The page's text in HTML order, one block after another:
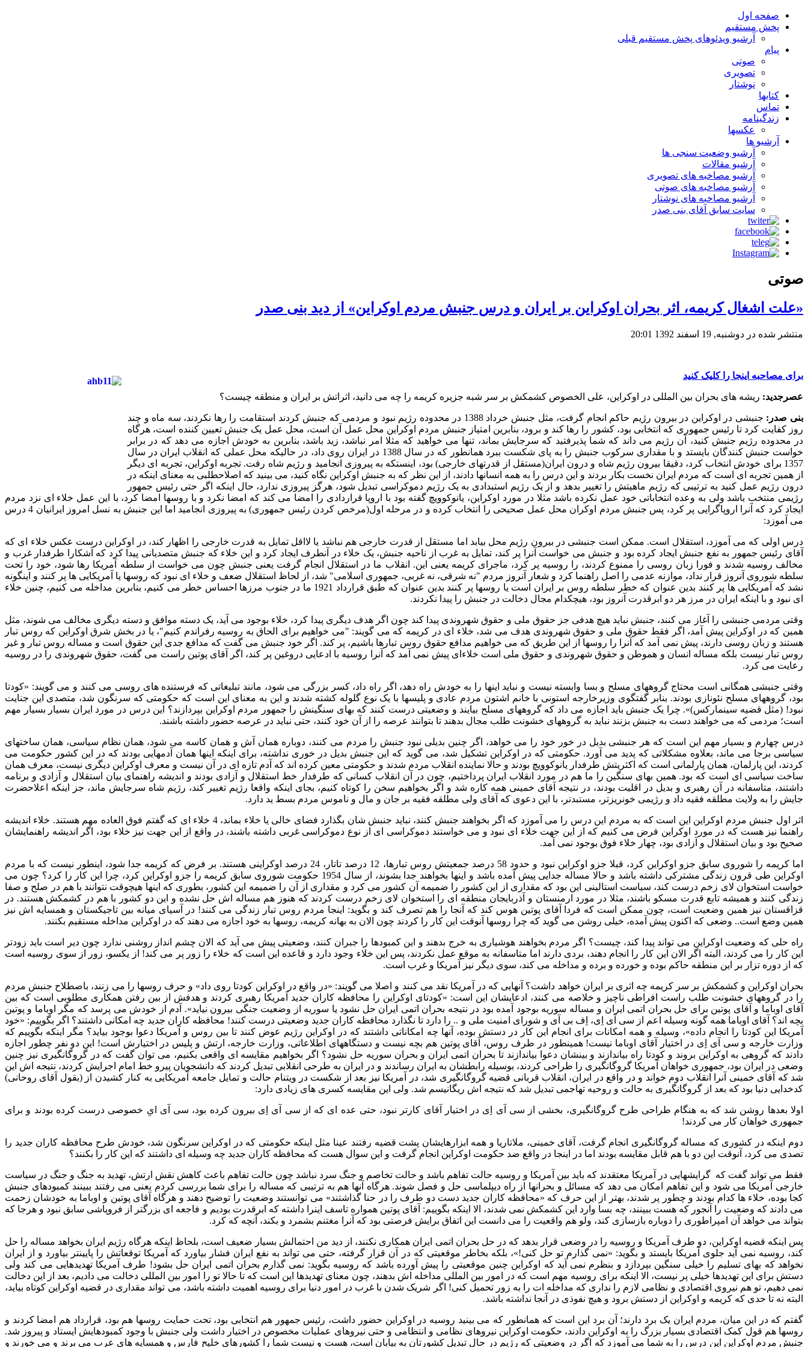
صفحه اول
پخش مستقیم
آرشیو ویدئوهای پخش مستقیم قبلی
پیام
صوتی
تصویری
نوشتار
کتابها
تماس
زندگینامه
عکسها
آرشیو ها
آرشیو وضعیت سنجی ها
آرشیو مقالات
آرشیو مصاخبه های تصویری
آرشیو مصاخبه های صوتی
آرشیو مصاخبه های نوشتار
سایت سابق آقای بنی صدر
صوتی
«علت اشغال کریمه، اثر بحران اوکراین بر ایران و درس جنبش مردم اوکراین» از دید بنی صدر
منتشر شده در دوشنبه, 19 اسفند 1392 20:01
برای مصاحبه اینجا را کلیک کنید
عصرجدید: ریشه های بحران بین المللی در اوکراین، علی الخصوص کشمکش بر سر شبه جزیره کریمه را چه می دانید، اثراتش بر ایران و منطقه چیست؟
بنی صدر:
جنبشی در اوکراین در بیرون رژیم حاکم انجام گرفت، مثل جنبش خرداد 1388 در محدوده رژیم نبود و مردمی که جنبش کردند استقامت را رها نکردند، سه ماه و چند
روز کفایت کرد تا رئیس جمهوری که انتخابی بود، کشور را رها کند و برود، بنابرین امتیاز جنبش مردم اوکراین محل عمل آن است، محل عمل یک جنبش تعیین کننده است، هرگاه
در محدوده رژیم جنبش کنید، آن رژیم می داند که شما پذیرفتید که سرجایش بماند، تنها می خواهید که مثلا امر نباشد، زید باشد، بنابرین به خودش اجازه می دهد که در برابر
خواست جنبش کنندگان بایستد و با مقداری سرکوب جنبش را به پای شکست ببرد همانطور که در سال 1388 در ایران روی داد، در حالیکه محل عملی که انقلاب ایران در سال
1357 برای خودش انتخاب کرد، دقیقا بیرون رژیم شاه و درون ایران(مستقل از قدرتهای خارجی) بود، اینستکه به پیروزی انجامید و رژیم شاه رفت. تجربه اوکراین، تجربه ای دیگر
از همین تجربه ای است که مردم ایران نخست بکار بردند و این درس را به همه انسانها دادند، از این نظر که به جنبش اوکراین نگاه کنید، می بینید که اصلاحطلبی به معنای اینکه در
درون رژیم عمل کنید به ترتیبی که رژیم ماهیتش را تغییر بدهد و از یک رژیم استبدادی به یک رژیم دموکراسی تبدیل شود، هرگز پیروزی ندارد، حال اینکه اگر حتی رئیس جمهور
رژیمی منتخب باشد ولی به وعده انتخاباتی خود عمل نکرده باشد مثلا در مورد اوکراین، یانوکوویچ گفته بود با اروپا قراردادی را امضا می کند که امضا نکرد و با روسها امضا کرد، با این عمل خلاء ای نزد مردم
ایجاد کرد که آنرا اروپاگرایی پر کرد، پس جنبش مردم اوکران محل عمل صحیحی را انتخاب کرده و در مرحله اول(مرخص کردن رئیس جمهوری) به پیروزی انجامید اما این جنبش به نسل امروز ایرانیان 4 درس
می آموزد:
درس اولی که می آموزد، استقلال است. ممکن است جنبشی در بیرون رژیم محل بیابد اما مستقل از قدرت خارجی هم نباشد یا لااقل تمایل به قدرت خارجی را اظهار کند، در اوکراین درست عکس خلاء ای که
آقای رئیس جمهور به نفع جنبش ایجاد کرده بود و جنبش می خواست آنرا پر کند، تمایل به غرب از ناحیه جنبش، یک خلاء در آنطرف ایجاد کرد و این خلاء که جنبش متصدیانی پیدا کرد که آشکارا طرفدار غرب و
مخالف روسیه شدند و فورا زبان روسی را ممنوع کردند، را روسیه پر کرد، ماجرای کریمه یعنی این. انقلاب ما در استقلال انجام گرفت یعنی جنبش چون می خواست از سلطه آمریکا رها شود، خود را تحت
سلطه شوروی آنروز قرار نداد، موازنه عدمی را اصل راهنما کرد و شعار آنروز مردم "نه شرقی، نه غربی، جمهوری اسلامی" شد، از لحاظ استقلال ضعف و خلاء ای نبود که روسها یا آمریکایی ها پر کنند و اینگونه
نشد که آمریکایی ها پر کنند بدین عنوان که خطر سلطه روس بر ایران است یا روسها پر کنند بدین عنوان که طبق قرارداد 1921 ما در جنوب مرزها احساس خطر می کنیم، بنابرین مداخله می کنیم، چنین خلاء
ای نبود و با اینکه ایران در مرز هر دو ابرقدرت آنروز بود، هیچکدام مجال دخالت در جنبش را پیدا نکردند.
وقتی مردمی جنبشی را آغاز می کنند، جنبش نباید هیچ هدفی جز حقوق ملی و حقوق شهروندی پیدا کند چون اگر هدف دیگری پیدا کرد، خلاء بوجود می آید، یک دسته موافق و دسته دیگری مخالف می شوند، مثل
همین که در اوکراین پیش آمد، اگر فقط حقوق ملی و حقوق شهروندی هدف می شد، خلاء ای در کریمه که می گویند: "می خواهیم برای الحاق به روسیه رفراندم کنیم"، یا در بخش شرق اوکراین که روس تبار
هستند و زبان روسی دارند، پیش نمی آمد که آنرا را روسها از این طریق که می خواهیم مدافع حقوق روس تبارها باشیم، پر کند. اگر خود جنبش می گفت که مدافع جدی این حقوق است و مساله روس تبار و غیر
روس تبار نیست بلکه مساله انسان و هموطن و حقوق شهروندی و حقوق ملی است خلاءای پیش نمی آمد که آنرا روسیه با ادعایی دروغین پر کند، اگر آقای پوتین راست می گفت، حقوق شهروندی را در روسیه
رعایت می کرد.
وقتی جنبشی همگانی است محتاج گروههای مسلح و بسا وابسته نیست و نباید اینها را به خودش راه دهد، اگر راه داد، کسر بزرگی می شود، مانند تبلیغاتی که فرستنده های روسی می کنند و می گویند: «کودتا
بود، گروههای مسلح نئونازی بودند. بنابر گفتگوی وزیرخارجه استونی با خانم اشتون مردم عادی و پلیسها با یک نوع گلوله کشته شدند و این به معنای این است که حکومتی که سرنگون شد، متصدی این جنایت
نبود! (مثل قضیه سینمارکس)». چرا یک جنبش باید اجازه می داد که گروههای مسلح بیایند و وضعیتی درست کنند که بهای سنگینش را جمهور مردم اوکراین بپردازند؟ این درس در مورد ایران بسیار بسیار مهم
است؛ مردمی که می خواهند دست به جنبش بزنند نباید به گروههای خشونت طلب مجال بدهند تا بتوانند عرصه را از آن خود کنند، حتی نباید در عرصه حضور داشته باشند.
درس چهارم و بسیار مهم این است که هر جنبشی بدیل در خور خود را می خواهد، اگر چنین بدیلی نبود جنبش را مردم می کنند، دوباره همان آش و همان کاسه می شود، همان نظام سیاسی، همان ساختهای
سیاسی برجا می ماند، بعلاوه مشکلاتی که پدید می آورد. حکومتی که در اوکراین تشکیل شد، می گوید که این جنبش بدیل در خوری نداشته، برای اینکه اینها همان آدمهایی بودند که در این کشور حکومت می
کردند، این پارلمان، همان پارلمانی است که اکثریتش طرفدار یانوکوویچ بودند و حالا نماینده انقلاب مردم شدند و حکومتی معین کرده اند که آدم تازه ای در آن نیست و معرف اوکراین دیگری نیست، معرف همان
ساخت سیاسی ای است که بود. همین بهای سنگین را ما هم در مورد انقلاب ایران پرداختیم، چون در آن انقلاب کسانی که طرفدار خط استقلال و آزادی بودند و اندیشه راهنمای بیان استقلال و آزادی و برنامه
داشتند، متاسفانه در آن رهبری و بدیل در اقلیت بودند، در نتیجه آقای خمینی همه کاره شد و اگر بخواهیم سخن را کوتاه کنیم، بجای اینکه واقعا رژیم تغییر کند، رژیم شاه سرجایش ماند، جز اینکه اعلاحضرت
جایش را به ولایت مطلقه فقیه داد و رژیمی خونریزتر، مستبدتر، با این دعوی که آقای ولی مطلقه فقیه بر جان و مال و ناموس مردم بسط ید دارد.
اثر اول جنبش مردم اوکراین این است که به مردم این درس را می آموزد که اگر بخواهند جنبش کنند، نباید جنبش شان بگذارد فضای خالی یا خلاء بماند، 4 خلاء ای که گفتم فوق العاده مهم هستند. خلاء اندیشه
راهنما نیز هست که در مورد اوکراین فرض می کنیم که از این جهت خلاء ای نبود و می خواستند دموکراسی ای از نوع دموکراسی غربی داشته باشند، در واقع از این جهت نیز خلاء بود، اگر اندیشه راهنمایشان
صحیح بود و بیان استقلال و آزادی بود، چهار خلاء فوق بوجود نمی آمد.
اما کریمه را شوروی سابق جزو اوکراین کرد، قبلا جزو اوکراین نبود و حدود 58 درصد جمعیتش روس تبارها، 12 درصد تاتار، 24 درصد اوکراینی هستند. بر فرض که کریمه جدا شود، اینطور نیست که با مردم
اوکراین طی قرون زندگی مشترکی داشته باشد و حالا مساله جدایی پیش آمده باشد و اینها بخواهند جدا بشوند، از سال 1954 حکومت شوروی سابق کریمه را جزو اوکراین کرد، چرا این کار را کرد؟ چون می
خواست استخوان لای زخم درست کند، سیاست استالینی این بود که مقداری از این کشور را ضمیمه آن کشور می کرد و مقداری از آن را ضمیمه این کشور، بطوری که اینها هیچوقت نتوانند با هم در صلح و صفا
زندگی کنند و همیشه تابع قدرت مسکو باشند، مثلا در مورد ارمنستان و آذربایجان منطقه ای را استخوان لای زخم درست کردند که هنوز هم مساله اش حل نشده و این دو کشور با هم در کشمکش هستند. در
قزاقستان نیز همین وضعیت است، چون ممکن است که فردا آقای پوتین هوس کند که آنجا را هم تصرف کند و بگوید: اینجا مردم روس تبار زندگی می کنند! در آسیای میانه بین تاجیکستان و همسایه اش نیز
همین وضع است.. وضعی که اکنون پیش آمده، خیلی روشن می گوید که چرا روسها آنوقت این کار را کردند چون الان به بهانه کریمه، روسها به خود اجازه می دهند که در اوکراین مداخله مستقیم بکنند.
راه حلی که وضعیت اوکراین می تواند پیدا کند، چیست؟ اگر مردم بخواهند هوشیاری به خرج بدهند و این کمبودها را جبران کنند، وضعیتی پیش می آید که الان چشم انداز روشنی ندارد چون دیر است باید زودتر
این کار را می کردند، البته اگر الان این کار را انجام دهند، بردی دارند اما متاسفانه به موقع عمل نکردند، پس این خلاء وجود دارد و قاعده این است که خلاء را زور پر می کند! از یکسو، زور از سوی روسیه است
که از دوره تزار بر این منطقه حاکم بوده و خورده و برده و مداخله می کند، سوی دیگر نیز آمریکا و غرب است.
بحران اوکراین و کشمکش بر سر کریمه چه اثری بر ایران خواهد داشت؟ آنهایی که در آمریکا نقد می کنند و اصلا می گویند: «در واقع در اوکراین کودتا روی داد» و حرف روسها را می زنند، باصطلاح جنبش مردم
را در گروههای خشونت طلب راست افراطی ناچیز و خلاصه می کنند، ادعایشان این است: «کودتای اوکراین را محافظه کاران جدید آمریکا رهبری کردند و هدفش از بین رفتن همکاری مطلوبی است که بین
آقای اوباما و آقای پوتین برای حل بحران اتمی ایران و مساله سوریه بوجود آمده بود در نتیجه بحران اتمی ایران حل نشود یا سوریه از وضعیت جنگی بیرون نیاید». آدم از خودش می پرسد که مگر اوباما و پوتین
بچه اند؟ آقای اوباما همه گونه وسیله اعم از سی آی اِی، اِف بی آی و شورای امنیت ملی و .. را دارد تا نگذارد محافظه کاران جدید وضعیتی درست کنند! محافظه کاران جدید چه امکانی داشتند؟ اگر بگوییم: «خود
آمریکا این کودتا را انجام داده»، وسیله و همه امکانات برای انجام این کار در دستش بوده، آنها چه امکاناتی داشتند که در اوکراین رژیم عوض کنند تا بین روس و آمریکا دعوا بوجود بیاید؟ مگر اینکه بگوییم که
وزارت خارجه و سی آی اِی در اختیار آقای اوباما نیست! همینطور در طرف روس، آقای پوتین هم بچه نیست و دستگاههای اطلاعاتی، وزارت خارجه، ارتش و پلیس در اختیارش است! این دو نفر چطور اجازه
دادند که گروهی به اوکراین بروند و کودتا راه بیاندازند و بینشان دعوا بیاندازند تا بحران اتمی ایران و بحران سوریه حل نشود؟ اگر بخواهیم مقایسه ای واقعی بکنیم، می توان گفت که در گروگانگیری نیز چنین
وضعی در ایران بود، جمهوری خواهان آمریکا گروگانگیری را طراحی کردند، بوسیله رابطشان به ایران رساندند و در ایران به طرحی انقلابی تبدیل کردند که دانشجویان پیرو خط امام اجرایش کردند، نتیجه اش این
شد که آقای خمینی آنرا انقلاب دوم خواند و در واقع در ایران، انقلاب قربانی قضیه گروگانگیری شد، در آمریکا نیز بعد از شکست در ویتنام حالت و تمایل جامعه آمریکایی به کنار کشیدن از (بقول آقای روحانی)
کدخدایی دنیا بود که بعد از گروگانگیری به حالت و روحیه تهاجمی تبدیل شد که نتیجه اش ریگانیسم شد. ولی این مقایسه کسری های زیادی دارد:
اولا بعدها روشن شد که به هنگام طراحی طرح گروگانگیری، بخشی از سی آی اِی در اختیار آقای کارتر نبود، حتی عده ای که از سی آی اِی بیرون کرده بود، سی آی ایِ خصوصی درست کرده بودند و برای
جمهوری خواهان کار می کردند!
دوم اینکه در کشوری که مساله گروگانگیری انجام گرفت، آقای خمینی، ملاتاریا و همه ابزارهایشان پشت قضیه رفتند عینا مثل اینکه حکومتی که در اوکراین سرنگون شد، خودش طرح محافظه کاران جدید را
تصدی می کرد، آنوقت این دو با هم قابل مقایسه بودند اما در اینجا در واقع ضد حکومت اوکراین انجام گرفت و این سوال هست که محافظه کاران جدید چه وسیله ای داشتند که این کار را بکنند؟
فقط می تواند گفت که گرایشهایی در آمریکا معتقدند که باید بین آمریکا و روسیه حالت تفاهم باشد و حالت تخاصم و جنگ سرد نباشد چون حالت تفاهم باعث کاهش نقش ارتش، تهدید به جنگ و جنگ در سیاست
خارجی آمریکا می شود و این تفاهم امکان می دهد که مسائل و بحرانها از راه دیپلماسی حل و فصل شوند. هرگاه آنها هم به ترتیبی که مساله را برای شما بررسی کردم یعنی می رفتند ببینند کمبودهای جنبش
کجا بوده، خلاء ها کدام بودند و چطور پر شدند، بهتر از این حرف که «محافظه کاران جدید دست دو طرف را در حنا گذاشتند» می توانستند وضعیت را توضیح دهند و هرگاه آقای پوتین و اوباما به خودشان زحمت
می دادند که وضعیت را آنجور که هست ببینند، چه بسا وارد این کشمکش نمی شدند، الا اینکه بگوییم: آقای پوتین همواره تاسف اینرا داشته که ابرقدرت بودیم و فاجعه ای بزرگتر از فروپاشی سابق نبود و هرجا که
بتواند می خواهد آن امپراطوری را دوباره بازسازی کند، ولو هم واقعیت را می دانست این اتفاق برایش فرصتی بود که آنرا مغتنم بشمرد و بکند، آنچه که کرد.
پس اینکه قضیه اوکراین، دو طرف آمریکا و روسیه را در وضعی قرار بدهد که در حل بحران اتمی ایران همکاری نکنند، از دید من احتمالش بسیار ضعیف است، بلحاظ اینکه هرگاه رژیم ایران بخواهد مساله را حل
کند، روسیه نمی آید جلوی آمریکا بایستد و بگوید: «نمی گذارم تو حل کنی!»، بلکه بخاطر موقعیتی که در آن قرار گرفته، حتی می تواند به نفع ایران فشار بیاورد که آمریکا توقعاتش را پایینتر بیاورد و از ایران
نخواهد که بهای تسلیم را خیلی سنگین بپردازد و بنظرم نمی آید که اوکراین چنین موقعیتی را پیش آورده باشد که روسیه بگوید: نمی گذارم بحران اتمی ایران حل بشود! طرف آمریکا تهدیدهایی می کند ولی
دستش برای این تهدیدها خیلی پر نیست، الا اینکه برای روسیه مهم است که در امور بین المللی مداخله اش بدهند، چون معنای تهدیدها این است که تا حالا تو را امور بین المللی دخالت می دادیم، بعد از این دخالت
نمی دهیم، تو هم نیروی اقتصادی و نظامی لازم را نداری که مداخله ات را به زور تحمیل کنی! اگر شریک شدن با غرب در امور دنیا برای روسیه اهمیت داشته باشد، می تواند مقداری در قضیه اوکراین کوتاه بیاید،
البته نه تا حدی که کریمه و اوکراین از دستش برود و هیچ نفوذی در آنجا نداشته باشد.
گفتم که در این میان، مردم ایران یک برد دارند؛ آن برد این است که همانطور که می بینید روسیه در اوکراین حضور داشت، رئیس جمهور هم انتخابی بود، تحت حمایت روسها هم بود، قرارداد هم امضا کردند و
روسها هم قول کمک اقتصادی بسیار بزرگ را به اوکراین دادند، حکومت اوکراین نیروهای نظامی و انتظامی و حتی نیروهای عملیات مخصوص در اختیار داشت ولی جنبش با وجود کمبودهایش ایستاد و پیروز شد.
جنبش مردم اوکراین این درس را به شما می آموزد که اگر در وضعیتی که رژیم در حال تبدیل کشورتان به بیابان است، هست و نیست شما را کشورهای خلیج فارس و همسایه های عرب می برند و می خورند و